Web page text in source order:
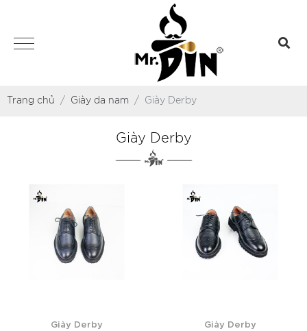
Trang chủ Giày da nam Giày Derby
Giày Derby
Giày Derby Giày Derby